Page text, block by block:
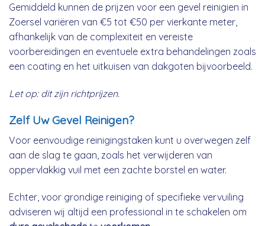
Gemiddeld kunnen de prijzen voor een gevel reinigien in
Zoersel variëren van €5 tot €50 per vierkante meter,
afhankelijk van de complexiteit en vereiste
voorbereidingen en eventuele extra behandelingen zoals
een coating en het uitkuisen van dakgoten bijvoorbeeld.
Let op: dit zijn richtprijzen.
Zelf Uw Gevel Reinigen?
Voor eenvoudige reinigingstaken kunt u overwegen zelf
aan de slag te gaan, zoals het verwijderen van
oppervlakkig vuil met een zachte borstel en water.
Echter, voor grondige reiniging of specifieke vervuiling
adviseren wij altijd een professional in te schakelen om